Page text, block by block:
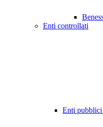
Enti controllati
Enti